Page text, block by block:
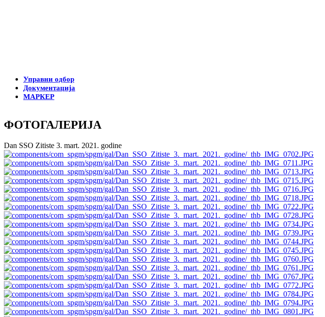
Управни одбор
Документација
МАРКЕР
ФОТОГАЛЕРИЈА
Dan SSO Zitiste 3. mart. 2021. godine